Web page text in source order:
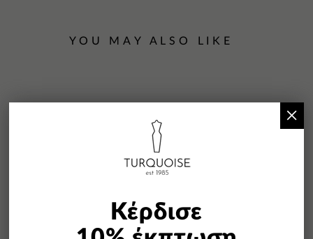
YOU MAY ALSO LIKE
Κέρδισε
×